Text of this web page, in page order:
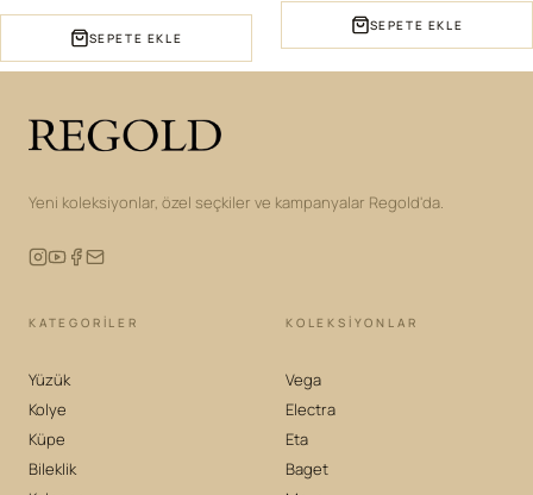
SEPETE EKLE
SEPETE EKLE
Yeni koleksiyonlar, özel seçkiler ve kampanyalar Regold'da.
KATEGORILER
Yüzük
Kolye
Küpe
Bileklik
KOLEKSIYONLAR
Vega
Electra
Eta
Baget